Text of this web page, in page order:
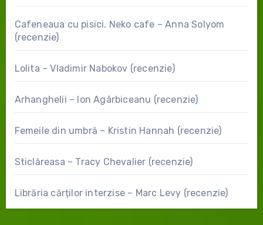
Cafeneaua cu pisici. Neko cafe – Anna Solyom
(recenzie)
Lolita – Vladimir Nabokov (recenzie)
Arhanghelii – Ion Agârbiceanu (recenzie)
Femeile din umbră – Kristin Hannah (recenzie)
Sticlăreasa – Tracy Chevalier (recenzie)
Librăria cărților interzise – Marc Levy (recenzie)